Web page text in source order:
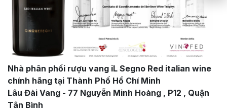
Nhà phân phối rượu vang iL Segno Red italian wine
chính hãng tại Thành Phố Hồ Chí Minh
Lâu Đài Vang - 77 Nguyễn Minh Hoàng , P12 , Quận
Tân Bình